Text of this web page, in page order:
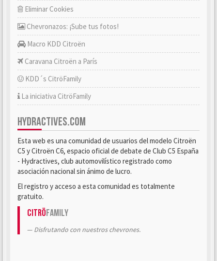
Eliminar Cookies
Chevronazos: ¡Sube tus fotos!
Macro KDD Citroën
Caravana Citroën a París
KDD´s CitröFamily
La iniciativa CitröFamily
HYDRACTIVES.COM
Esta web es una comunidad de usuarios del modelo Citroën
C5 y Citroën C6, espacio oficial de debate de Club C5 España
- Hydractives, club automovilístico registrado como
asociación nacional sin ánimo de lucro.
El registro y acceso a esta comunidad es totalmente
gratuito.
CitröFamily
Disfrutando con nuestros chevrones.